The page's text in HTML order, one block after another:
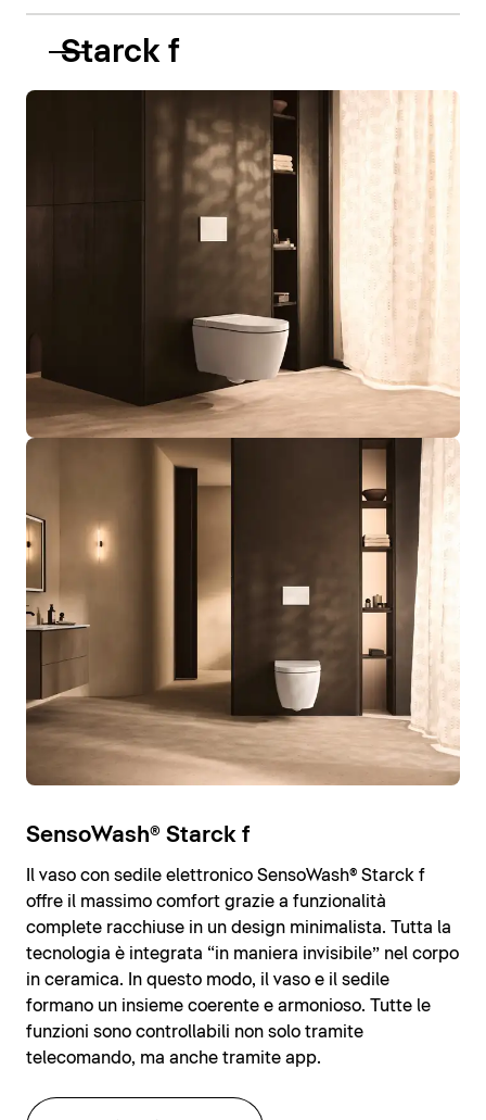
Starck f
SensoWash® Starck f
Il vaso con sedile elettronico SensoWash® Starck f
offre il massimo comfort grazie a funzionalità
complete racchiuse in un design minimalista. Tutta la
tecnologia è integrata “in maniera invisibile” nel corpo
in ceramica. In questo modo, il vaso e il sedile
formano un insieme coerente e armonioso. Tutte le
funzioni sono controllabili non solo tramite
telecomando, ma anche tramite app.